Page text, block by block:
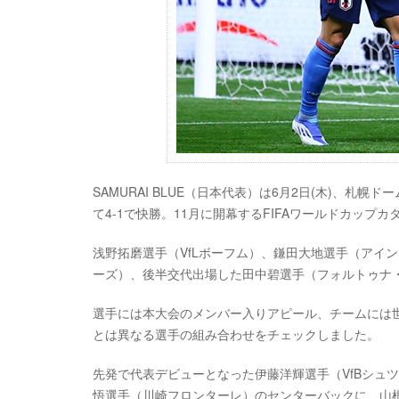
SAMURAI BLUE（日本代表）は6月2日(木)、札幌ド
て4-1で快勝。11月に開幕するFIFAワールドカップ
浅野拓磨選手（VfLボーフム）、鎌田大地選手（アイ
ーズ）、後半交代出場した田中碧選手（フォルトゥ
選手には本大会のメンバー入りアピール、チームに
とは異なる選手の組み合わせをチェックしました。
先発で代表デビューとなった伊藤洋輝選手（VfBシュ
悟選手（川崎フロンターレ）のセンターバックに、